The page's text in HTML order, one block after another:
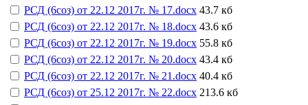
РСД (6соз) от 22.12 2017г. № 17.docx 43.7 кб
РСД (6соз) от 22.12 2017г. № 18.docx 43.6 кб
РСД (6соз) от 22.12 2017г. № 19.docx 55.8 кб
РСД (6соз) от 22.12 2017г. № 20.docx 43.4 кб
РСД (6соз) от 22.12 2017г. № 21.docx 40.4 кб
РСД (6соз) от 25.12 2017г. № 22.docx 213.6 кб